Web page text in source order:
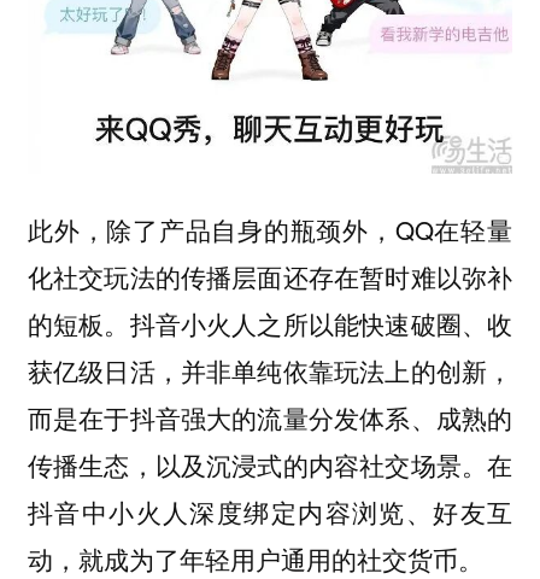
此外，除了产品自身的瓶颈外，QQ在轻量
化社交玩法的传播层面还存在暂时难以弥补
的短板。抖音小火人之所以能快速破圈、收
获亿级日活，并非单纯依靠玩法上的创新，
而是在于抖音强大的流量分发体系、成熟的
传播生态，以及沉浸式的内容社交场景。在
抖音中小火人深度绑定内容浏览、好友互
动，就成为了年轻用户通用的社交货币。